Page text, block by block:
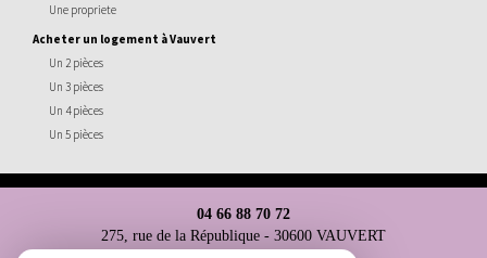
Une propriete
acheter un logement à Vauvert
Un 2 pièces
Un 3 pièces
Un 4 pièces
Un 5 pièces
04 66 88 70 72
275, rue de la République - 30600 VAUVERT